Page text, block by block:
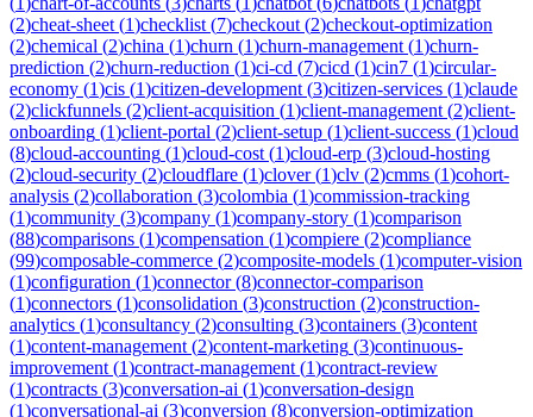
(2)cheat-sheet (1)checklist (7)checkout (2)checkout-optimization
(2)chemical (2)china (1)churn (1)churn-management (1)churn-
prediction (2)churn-reduction (1)ci-cd (7)cicd (1)cin7 (1)circular-
economy (1)cis (1)citizen-development (3)citizen-services (1)claude
(2)clickfunnels (2)client-acquisition (1)client-management (2)client-
onboarding (1)client-portal (2)client-setup (1)client-success (1)cloud
(8)cloud-accounting (1)cloud-cost (1)cloud-erp (3)cloud-hosting
(2)cloud-security (2)cloudflare (1)clover(1)clv (2)cmms (1)cohort-
analysis (2)collaboration (3)colombia (1)commission-tracking
(1)community (3)company (1)company-story (1)comparison
(88)comparisons (1)compensation (1)compiere (2)compliance
(99)composable-commerce (2)composite-models (1)computer-vision
(1)configuration (1)connector(8)connector-comparison
(1)connectors (1)consolidation (3)construction (2)construction-
analytics (1)consultancy (2)consulting (3)containers (3)content
(1)content-management (2)content-marketing (3)continuous-
improvement (1)contract-management (1)contract-review
(1)contracts (3)conversation-ai (1)conversation-design
(1)conversational-ai (3)conversion (8)conversion-optimization